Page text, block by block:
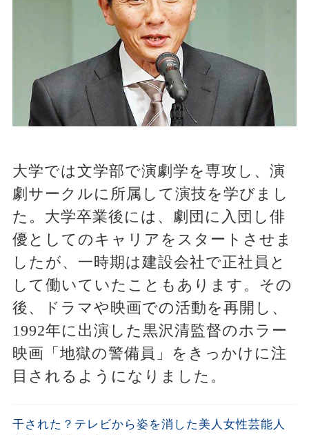
大学では文学部で演劇学を専攻し、演
劇サークルに所属して演技を学びまし
た。大学卒業後には、劇団に入団し俳
優としてのキャリアをスタートさせま
したが、一時期は建設会社で正社員と
して働いていたこともあります。その
後、ドラマや映画での活動を再開し、
1992年に出演した黒沢清監督のホラー
映画「地獄の警備員」をきっかけに注
目されるようになりました。
干された？テレビから姿を消した美人女性芸能人